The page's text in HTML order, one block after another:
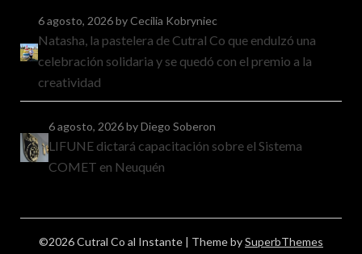
6 agosto, 2026by Cecilia Kobryniec
Natasha, la pastelera de Cutral Co que endulzó una
celebración solidaria y se quedó con el premio a la
creatividad
6 agosto, 2026by Diego Soberon
LIFUNE dictará capacitación sobre el Sistema
COMET en Neuquén
©2026 Cutral Co al Instante | Theme bySuperbThemes